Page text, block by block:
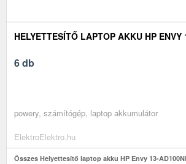
HELYETTESÍTŐ LAPTOP AKKU HP ENVY
6 db
powery, számítógép, laptop akkumulátor
ElektroElektro.hu
Összes Helyettesítő laptop akku HP Envy 13-